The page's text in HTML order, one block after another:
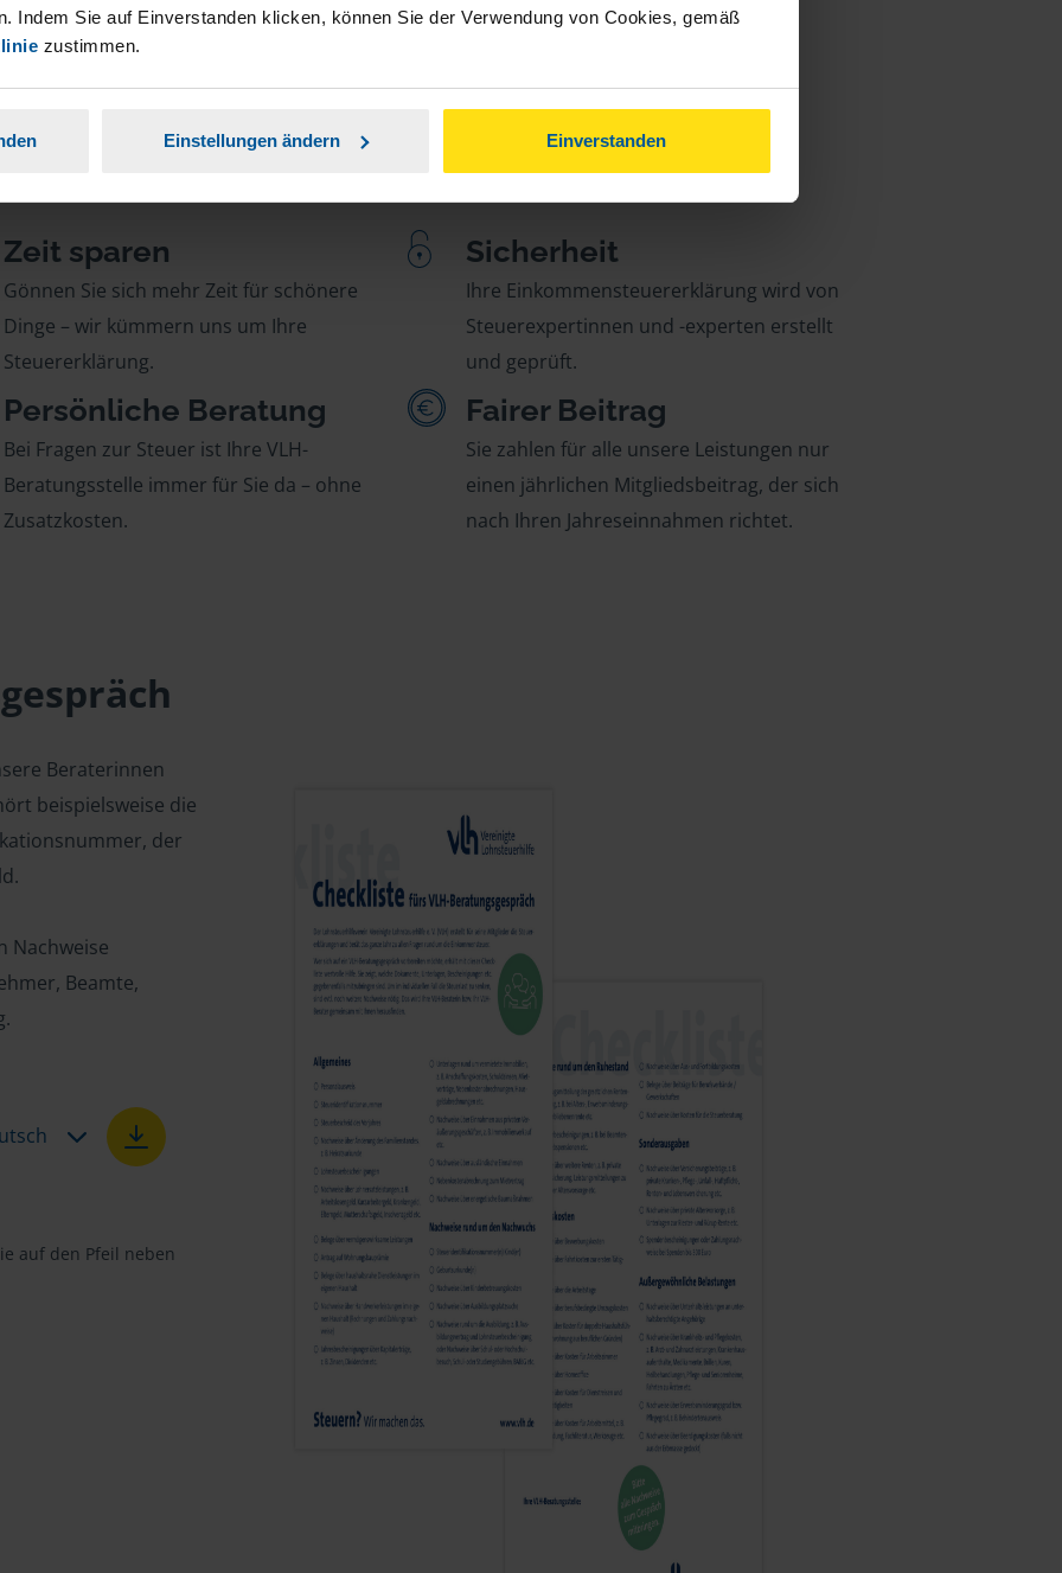
Indem Sie auf Einverstanden klicken, können Sie der Verwendung von Cookies, gemäß
zustimmen.
Einstellungen ändern Einverstanden
Zeit sparen
Gönnen Sie sich mehr Zeit für schönere
Dinge – wir kümmern uns um Ihre
Steuererklärung.
Sicherheit
Ihre Einkommensteuererklärung wird von
Steuerexpertinnen und -experten erstellt
und geprüft.
Persönliche Beratung
Bei Fragen zur Steuer ist Ihre VLH-
Beratungsstelle immer für Sie da – ohne
Zusatzkosten.
Fairer Beitrag
Sie zahlen für alle unsere Leistungen nur
einen jährlichen Mitgliedsbeitrag, der sich
nach Ihren Jahreseinnahmen richtet.
Beraterinnen
beispielsweise die
der
Nachweise
Beamte,
auf den Pfeil neben